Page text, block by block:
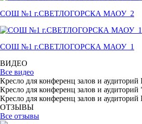
СОШ №1 г.СВЕТЛОГОРСКА МАОУ_2
СОШ №1 г.СВЕТЛОГОРСКА МАОУ_1
ВИДЕО
Все видео
Кресло для конференц залов и аудиторий
Кресло для конференц залов и
Кресло для конференц залов и аудиторий
ОТЗЫВЫ
Все отзывы